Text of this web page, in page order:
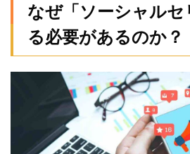
SNS
「会
いた
味嗜
好が
リサ
ーチ
なぜ「ソーシャル
る必要があるのか？